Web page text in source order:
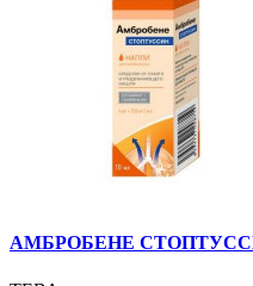
АМБРОБЕНЕ